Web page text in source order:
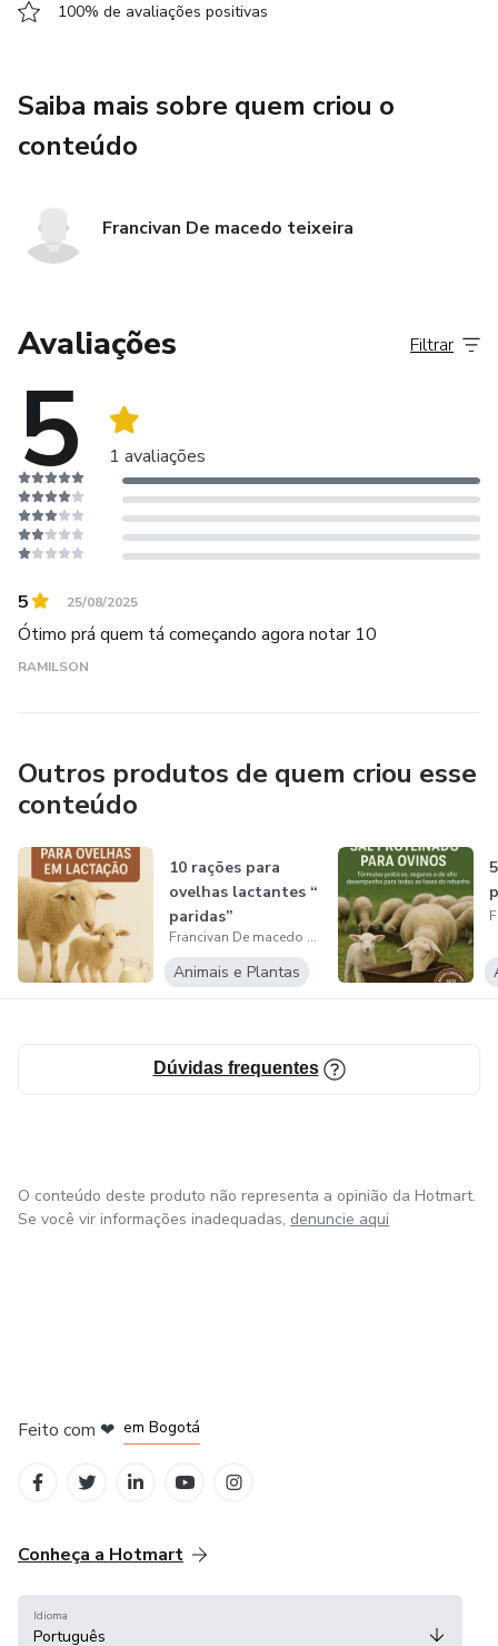
100% de avaliações positivas
Saiba mais sobre quem criou o
conteúdo
Francivan De macedo teixeira
Avaliações
5 1 avaliações
Filtrar
5 25/08/2025
Ótimo prá quem tá começando agora notar 10
RAMILSON
Outros produtos de quem criou esse
conteúdo
10 rações para
ovelhas lactantes “
paridas”
Francivan De macedo teixeira
Animais e Plantas
Dúvidas frequentes
O conteúdo deste produto não representa a opinião da Hotmart.
Se você vir informações inadequadas, denuncie aqui
Feito com ❤ em Bogotá
Conheça a Hotmart
Idioma
Português